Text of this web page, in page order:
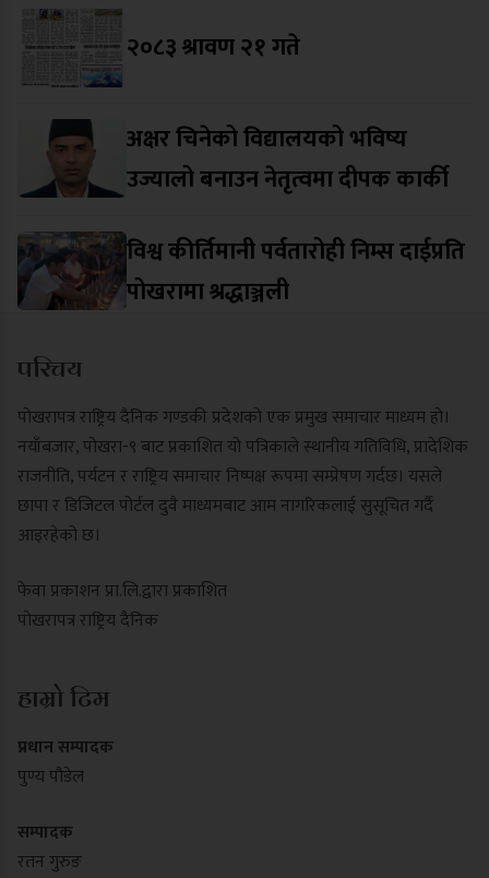
२०८३ श्रावण २१ गते
अक्षर चिनेको विद्यालयको भविष्य
उज्यालो बनाउन नेतृत्वमा दीपक कार्की
विश्व कीर्तिमानी पर्वतारोही निम्स दाईप्रति
पोखरामा श्रद्धाञ्जली
परिचय
पोखरापत्र राष्ट्रिय दैनिक गण्डकी प्रदेशको एक प्रमुख समाचार माध्यम हो।
नयाँबजार, पोखरा-९ बाट प्रकाशित यो पत्रिकाले स्थानीय गतिविधि, प्रादेशिक
राजनीति, पर्यटन र राष्ट्रिय समाचार निष्पक्ष रूपमा सम्प्रेषण गर्दछ। यसले
छापा र डिजिटल पोर्टल दुवै माध्यमबाट आम नागरिकलाई सुसूचित गर्दै
आइरहेको छ।
फेवा प्रकाशन प्रा.लि.द्वारा प्रकाशित
पोखरापत्र राष्ट्रिय दैनिक
हाम्रो टिम
प्रधान सम्पादक
पुण्य पौडेल
सम्पादक
रतन गुरुङ